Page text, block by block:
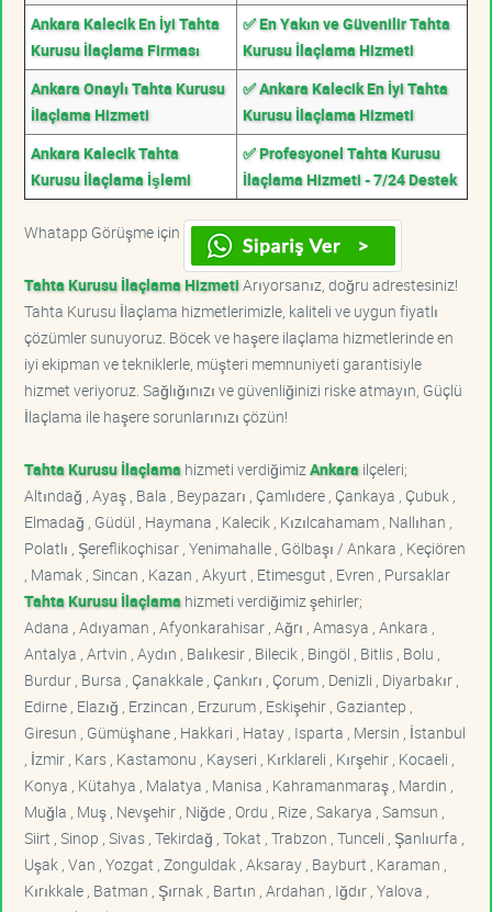
Ankara Kalecik En İyi Tahta
Kurusu İlaçlama Firması
✅ En Yakın ve Güvenilir Tahta
Kurusu İlaçlama Hizmeti
Ankara Onaylı Tahta Kurusu
İlaçlama Hizmeti
✅ Ankara Kalecik En İyi Tahta
Kurusu İlaçlama Hizmeti
Ankara Kalecik Tahta
Kurusu İlaçlama İşlemi
✅ Profesyonel Tahta Kurusu
İlaçlama Hizmeti - 7/24 Destek
Whatapp Görüşme için
Tahta Kurusu İlaçlama HizmetiArıyorsanız, doğru adrestesiniz!
Tahta Kurusu İlaçlama hizmetlerimizle, kaliteli ve uygun fiyatlı
çözümler sunuyoruz. Böcek ve haşere ilaçlama hizmetlerinde en
iyi ekipman ve tekniklerle, müşteri memnuniyeti garantisiyle
hizmet veriyoruz. Sağlığınızı ve güvenliğinizi riske atmayın, Güçlü
İlaçlama ile haşere sorunlarınızı çözün!
Tahta Kurusu İlaçlama hizmeti verdiğimiz Ankara ilçeleri;
Altındağ , Ayaş , Bala , Beypazarı , Çamlıdere , Çankaya , Çubuk ,
Elmadağ , Güdül , Haymana , Kalecik , Kızılcahamam , Nallıhan ,
Polatlı , Şereflikoçhisar , Yenimahalle , Gölbaşı / Ankara , Keçiören
, Mamak , Sincan , Kazan , Akyurt , Etimesgut , Evren , Pursaklar
Tahta Kurusu İlaçlama hizmeti verdiğimiz şehirler;
Adana , Adıyaman , Afyonkarahisar , Ağrı , Amasya , Ankara ,
Antalya , Artvin , Aydın , Balıkesir , Bilecik , Bingöl , Bitlis , Bolu ,
Burdur , Bursa , Çanakkale , Çankırı , Çorum , Denizli , Diyarbakır ,
Edirne , Elazığ , Erzincan , Erzurum , Eskişehir , Gaziantep ,
Giresun , Gümüşhane , Hakkari , Hatay , Isparta , Mersin , İstanbul
, İzmir , Kars , Kastamonu , Kayseri , Kırklareli , Kırşehir , Kocaeli ,
Konya , Kütahya , Malatya , Manisa , Kahramanmaraş , Mardin ,
Muğla , Muş , Nevşehir , Niğde , Ordu , Rize , Sakarya , Samsun ,
Siirt , Sinop , Sivas , Tekirdağ , Tokat , Trabzon , Tunceli , Şanlıurfa ,
Uşak , Van , Yozgat , Zonguldak , Aksaray , Bayburt , Karaman ,
Kırıkkale , Batman , Şırnak , Bartın , Ardahan , Iğdır , Yalova ,